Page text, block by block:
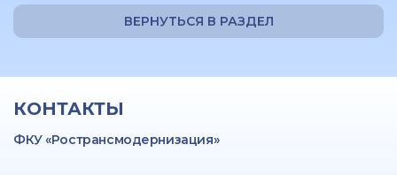
ВЕРНУТЬСЯ В РАЗДЕЛ
КОНТАКТЫ
ФКУ «Ространсмодернизация»